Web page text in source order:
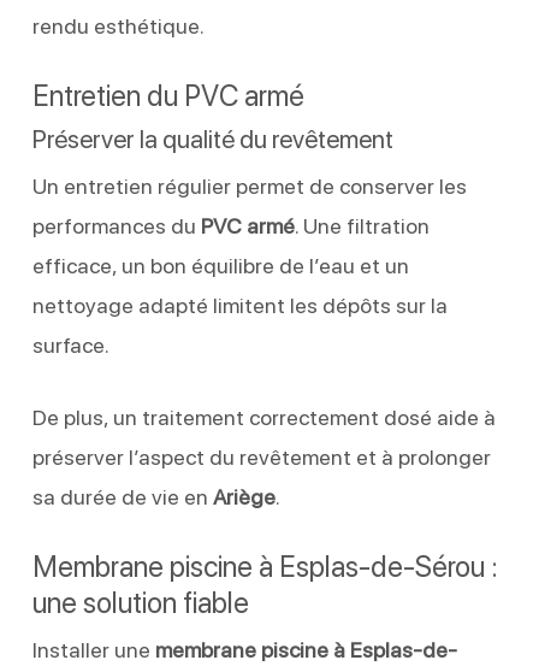
rendu esthétique.
Entretien du PVC armé
Préserver la qualité du revêtement
Un entretien régulier permet de conserver les
performances du PVC armé. Une filtration
efficace, un bon équilibre de l’eau et un
nettoyage adapté limitent les dépôts sur la
surface.
De plus, un traitement correctement dosé aide à
préserver l’aspect du revêtement et à prolonger
sa durée de vie en Ariège.
Membrane piscine à Esplas-de-Sérou :
une solution fiable
Installer une membrane piscine à Esplas-de-